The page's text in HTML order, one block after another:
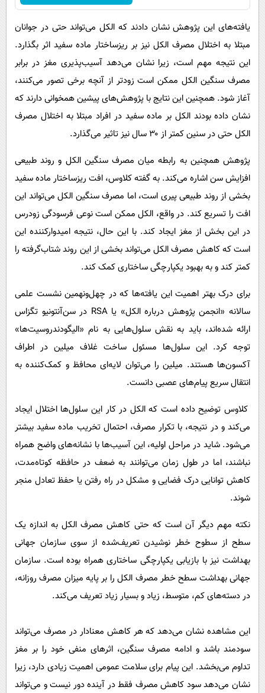
یافته‌های این پژوهش نشان دادند که الکل می‌تواند حتی در جوانان
مبتلا به اختلال مصرف الکل نیز بر ریزساختار ماده سفید اثر بگذارد.
این نتیجه مهم است، زیرا نشان می‌دهد آسیب‌پذیری مغز در برابر
مصرف سنگین الکل ممکن است زودتر از آنچه برخی تصور می‌کنند،
آغاز شود. همچنین این نتایج با پژوهش‌های پیشین همخوانی دارند که
نشان داده بودند الکل بر ماده سفید در افراد مبتلا به اختلال مصرف
الکل حتی در سنین کمتر از ۳۰ سال نیز تاثیر می‌گذارد.
پژوهش همچنین به رابطه میان مصرف سنگین الکل و روند طبیعی
افزایش سن اشاره می‌کند. به گفته کلاوس، افت ریزساختار ماده سفید
بخشی از روند طبیعی پیری است، اما مصرف سنگین الکل می‌تواند این
افت را تسریع کند. در واقع، الکل ممکن است نوعی فرسودگی زودرس
در این بخش از مغز ایجاد کند. با این حال، نتیجه امیدوارکننده این
است که کاهش مصرف الکل می‌تواند بخشی از این روند شتاب‌گرفته را
کمتر کند و به بهبود یکپارچگی ساختاری کمک کند.
برای درک بهتر اهمیت این یافته‌ها که در چهل‌ونهمین نشست علمی
سالانه «انجمن پژوهش درباره الکل» یا RSA در سن‌آنتونیو تگزاس
ارائه شده‌اند، باید به نقش سلول‌هایی به نام «الیگودندروسیت‌ها»
توجه کرد. این سلول‌ها مسئول ساخت غلاف میلین در اطراف
آکسون‌ها هستند. میلین را می‌توان لایه‌ای محافظ و کمک‌کننده به
انتقال سریع پیام‌های عصبی دانست.
کلاوس توضیح داده است که الکل در کار این سلول‌ها اختلال ایجاد
می‌کند و در نتیجه، با تکرار مصرف، احتمال تخریب ماده سفید بیشتر
می‌شود. شاید در مراحل اولیه، این آسیب‌ها با نشانه‌های واضح همراه
نباشند، اما در طول زمان می‌توانند به ضعف در حافظه کوتاه‌مدت،
کاهش توانایی درک فضایی و مشکل در راه رفتن یا حفظ تعادل منجر
شوند.
نکته مهم دیگر آن است که حتی کاهش مصرف الکل به اندازه یک
سطح از سطوح خطر نوشیدن تعریف‌شده از سوی سازمان جهانی
بهداشت نیز با بازیابی یکپارچگی ساختاری همراه بوده است. سازمان
جهانی بهداشت سطح خطر مصرف الکل را بر پایه میزان مصرف روزانه،
در دسته‌های کم، متوسط، زیاد و بسیار زیاد تعریف می‌کند.
این مشاهده نشان می‌دهد که هر کاهش معنادار در مصرف می‌تواند
سودمند باشد و ادامه مصرف سنگین، اثرهای منفی خود را بر مغز
تداوم می‌بخشد. این پیام برای سلامت عمومی اهمیت زیادی دارد، زیرا
نشان می‌دهد سود کاهش مصرف فقط در آینده دور نیست و می‌تواند